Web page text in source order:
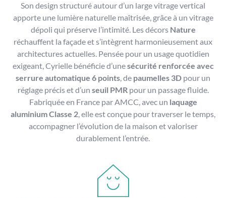
Son design structuré autour d’un large vitrage vertical
apporte une lumière naturelle maîtrisée, grâce à un vitrage
dépoli qui préserve l’intimité. Les décors Nature
réchauffent la façade et s’intègrent harmonieusement aux
architectures actuelles. Pensée pour un usage quotidien
exigeant, Cyrielle bénéficie d’unesécurité renforcée avec
serrure automatique 6 points, de paumelles 3D pour un
réglage précis et d’un seuil PMRpour un passage fluide.
Fabriquée en France par AMCC, avec un laquage
aluminium Classe 2, elle est conçue pour traverser le temps,
accompagner l’évolution de la maison et valoriser
durablement l’entrée.